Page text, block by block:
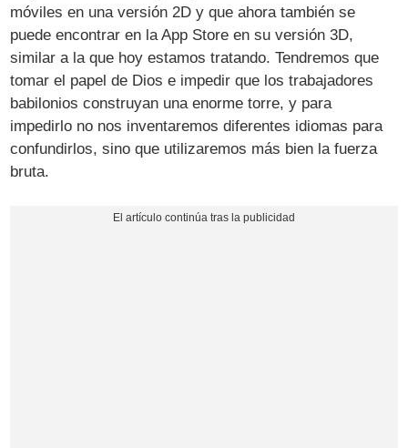
móviles en una versión 2D y que ahora también se
puede encontrar en la App Store en su versión 3D,
similar a la que hoy estamos tratando. Tendremos que
tomar el papel de Dios e impedir que los trabajadores
babilonios construyan una enorme torre, y para
impedirlo no nos inventaremos diferentes idiomas para
confundirlos, sino que utilizaremos más bien la fuerza
bruta.